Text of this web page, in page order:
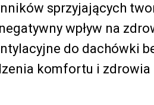
sprzyjających
wpływ na
do dachówki
komfortu i zdrowia